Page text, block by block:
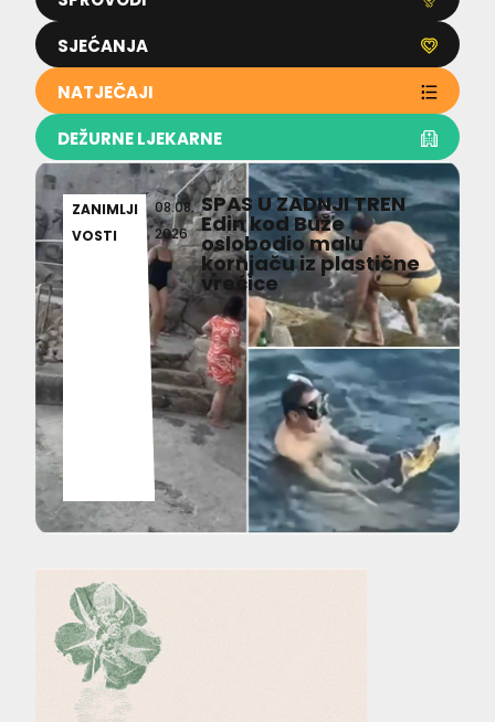
SJEĆANJA
NATJEČAJI
DEŽURNE LJEKARNE
ZANIMLJI
VOSTI
08.08.
2026
SPAS U ZADNJI TREN
Edin kod Buže
oslobodio malu
kornjaču iz plastične
vrećice